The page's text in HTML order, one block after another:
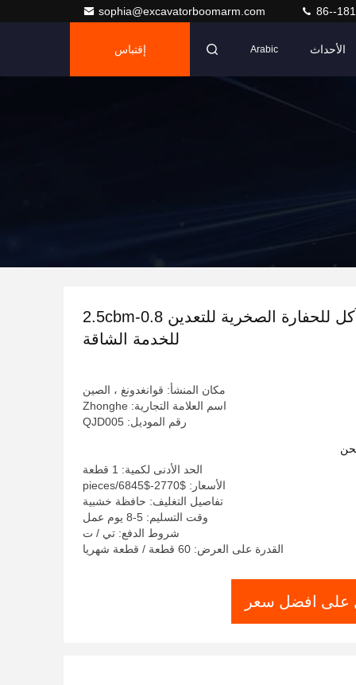
sophia@excavatorboomarm.com 86--
الأحداث Arabic إقتباس
مقاومة التآكل للحفارة الصخرية للتعدين 0.8-2.5cbm
للخدمة الشاقة
مكان المنشأ: قوانغدونغ ، الصين
اسم العلامة التجارية: Zhonghe
رقم الموديل: QJD005
الحد الأدنى لكمية: 1 قطعة
الأسعار: $2770-$6845/pieces
تفاصيل التغليف: حافظة خشبية
وقت التسليم: 5-8 يوم عمل
شروط الدفع: تي / ت
القدرة على العرض: 60 قطعة / قطعة شهريا
على افضل سعر